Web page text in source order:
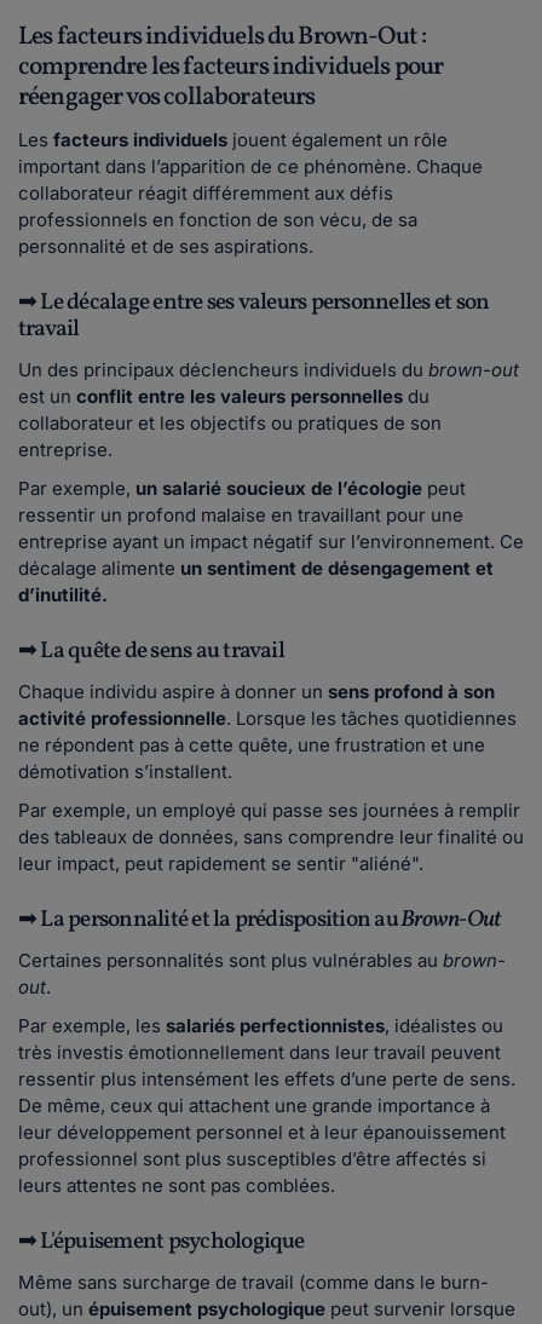
Les facteurs individuels du Brown-Out :
comprendre les facteurs individuels pour
réengager vos collaborateurs
Les facteurs individuels jouent également un rôle
important dans l’apparition de ce phénomène. Chaque
collaborateur réagit différemment aux défis
professionnels en fonction de son vécu, de sa
personnalité et de ses aspirations.
➡ Le décalage entre ses valeurs personnelles et son
travail
Un des principaux déclencheurs individuels du brown-out
est un conflit entre les valeurs personnelles du
collaborateur et les objectifs ou pratiques de son
entreprise.
Par exemple, un salarié soucieux de l’écologie peut
ressentir un profond malaise en travaillant pour une
entreprise ayant un impact négatif sur l’environnement. Ce
décalage alimente un sentiment de désengagement et
d’inutilité.
➡ La quête de sens au travail
Chaque individu aspire à donner un sens profond à son
activité professionnelle. Lorsque les tâches quotidiennes
ne répondent pas à cette quête, une frustration et une
démotivation s’installent.
Par exemple, un employé qui passe ses journées à remplir
des tableaux de données, sans comprendre leur finalité ou
leur impact, peut rapidement se sentir "aliéné".
➡ La personnalité et la prédisposition auBrown-Out
Certaines personnalités sont plus vulnérables au brown-
out.
Par exemple, les salariés perfectionnistes, idéalistes ou
très investis émotionnellement dans leur travail peuvent
ressentir plus intensément les effets d’une perte de sens.
De même, ceux qui attachent une grande importance à
leur développement personnel et à leur épanouissement
professionnel sont plus susceptibles d’être affectés si
leurs attentes ne sont pas comblées.
➡ L'épuisement psychologique
Même sans surcharge de travail (comme dans le burn-
out), un épuisement psychologique peut survenir lorsque